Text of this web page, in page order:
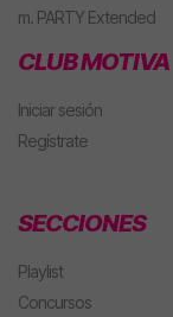
m. PARTY Extended
CLUB MOTIVA
Iniciar sesión
Regístrate
SECCIONES
Playlist
Concursos